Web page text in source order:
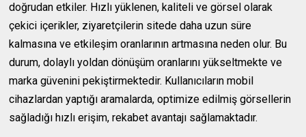
doğrudan etkiler. Hızlı yüklenen, kaliteli ve görsel olarak
çekici içerikler, ziyaretçilerin sitede daha uzun süre
kalmasına ve etkileşim oranlarının artmasına neden olur. Bu
durum, dolaylı yoldan dönüşüm oranlarını yükseltmekte ve
marka güvenini pekiştirmektedir. Kullanıcıların mobil
cihazlardan yaptığı aramalarda, optimize edilmiş görsellerin
sağladığı hızlı erişim, rekabet avantajı sağlamaktadır.